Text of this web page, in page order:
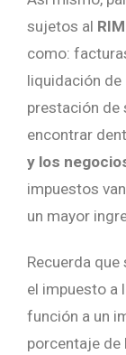
sujetos al
como:
liquidación de
prestación de
encontrar
y los
impuestos
un mayor
Recuerda
el impuesto a
función a un
porcentaje de